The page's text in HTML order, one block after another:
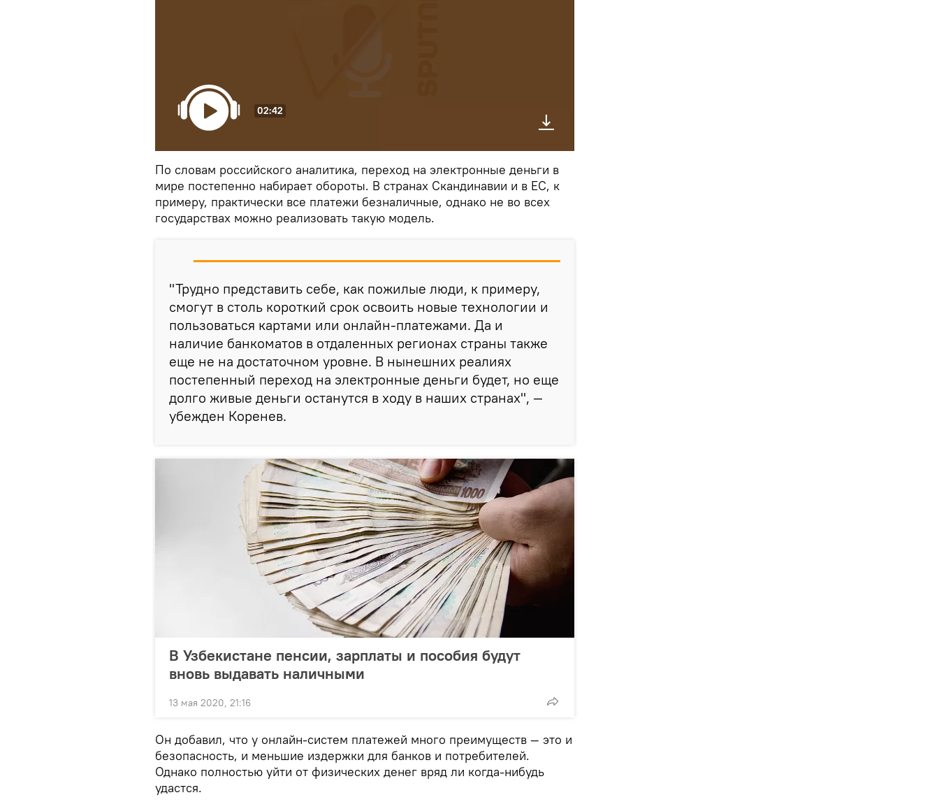
02:42
По словам российского аналитика, переход на электронные деньги в
мире постепенно набирает обороты. В странах Скандинавии и в ЕС, к
примеру, практически все платежи безналичные, однако не во всех
государствах можно реализовать такую модель.
"Трудно представить себе, как пожилые люди, к примеру,
смогут в столь короткий срок освоить новые технологии и
пользоваться картами или онлайн-платежами. Да и
наличие банкоматов в отдаленных регионах страны также
еще не на достаточном уровне. В нынешних реалиях
постепенный переход на электронные деньги будет, но еще
долго живые деньги останутся в ходу в наших странах", —
убежден Коренев.
В Узбекистане пенсии, зарплаты и пособия будут
вновь выдавать наличными
13 мая 2020, 21:16
Он добавил, что у онлайн-систем платежей много преимуществ — это и
безопасность, и меньшие издержки для банков и потребителей.
Однако полностью уйти от физических денег вряд ли когда-нибудь
удастся.